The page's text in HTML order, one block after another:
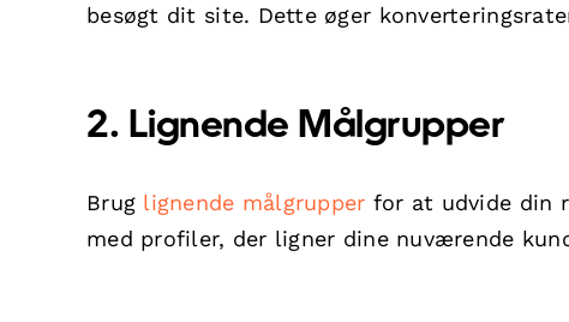
besøgt dit site. Dette øger
2. Lignende Målgrupper
Brug lignende målgrupper for at udvide din
med profiler, der ligner dine nuværende